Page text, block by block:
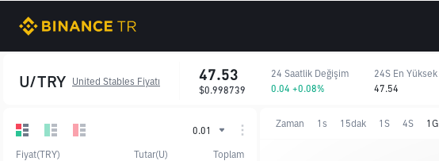
0.01
Fiyat(TRY)
Tutar(U) Toplam
Zaman 1s 15dak 1S 4S 1G
U/TRY United Stables Fiyatı 47.53
$0.998739
24 Saatlik Değişim
0.04 +0.08%
24S En Yüksek
47.54